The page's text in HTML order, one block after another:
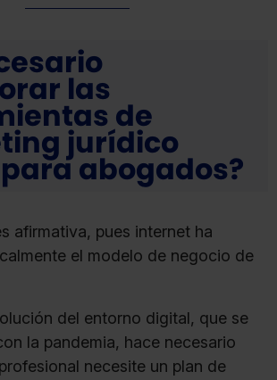
las
de
jurídico
abogados?
afirmativa, pues internet ha
el modelo de negocio de
del entorno digital, que se
la pandemia, hace necesario
necesite un plan de